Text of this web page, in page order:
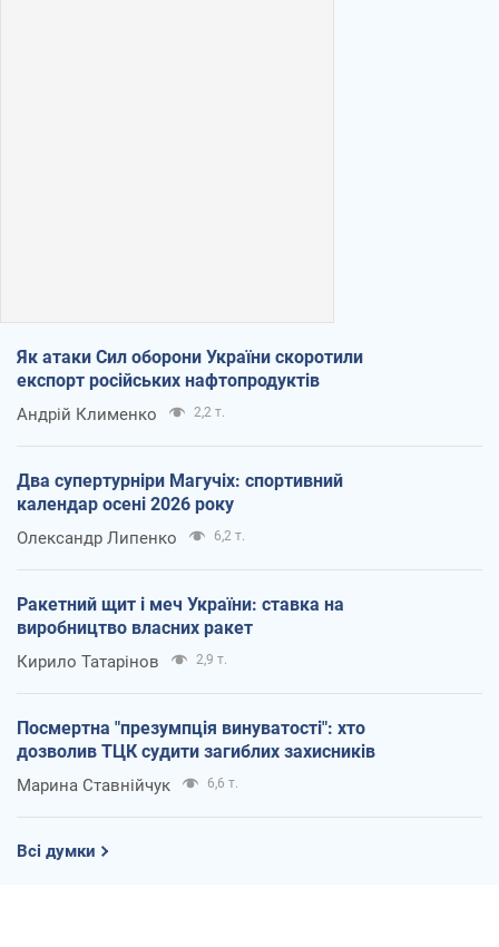
Як атаки Сил оборони України скоротили
експорт російських нафтопродуктів
Андрій Клименко 2,2 т.
Два супертурніри Магучіх: спортивний
календар осені 2026 року
Олександр Липенко 6,2 т.
Ракетний щит і меч України: ставка на
виробництво власних ракет
Кирило Татарінов 2,9 т.
Посмертна "презумпція винуватості": хто
дозволив ТЦК судити загиблих захисників
Марина Ставнійчук 6,6 т.
Всі думки